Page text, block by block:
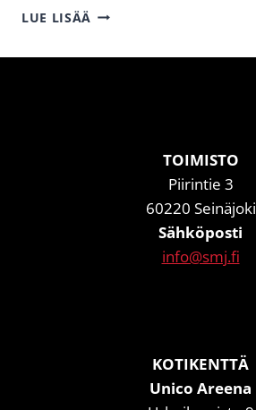
LUE LISÄÄ POP
TOIMISTO
Piirintie 3
60220 Seinäjoki
Sähköposti
info@smj.fi
KOTIKENTTÄ
Unico Areena